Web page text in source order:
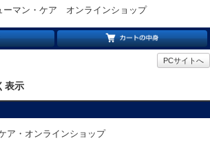
・ケア オンラインショップ
PCサイトへ
表示
ア・オンラインショップ